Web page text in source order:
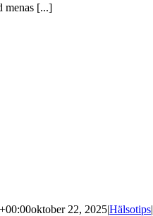
menas [...]
oktober 22, 2025|Hälsotips|